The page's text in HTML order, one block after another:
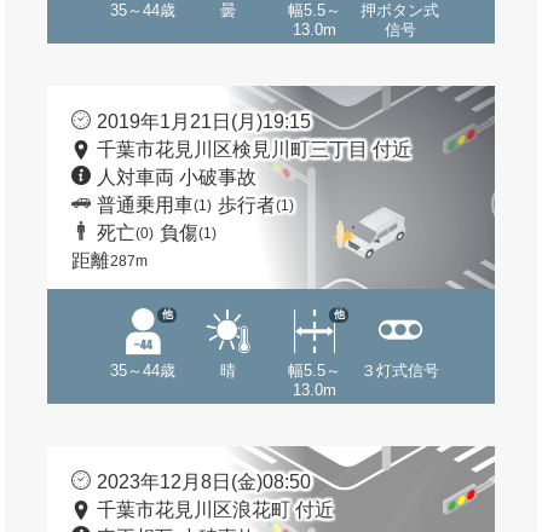
35～44歳 曇
幅5.5～
13.0m
押ボタン式
信号
2019年1月21日(月)19:15
千葉市花見川区検見川町三丁目 付近
人対車両 小破事故
普通乗用車(1) 歩行者(1)
死亡(0) 負傷(1)
距離287m
35～44歳
他
晴
幅5.5～
13.0m
他
３灯式信号
2023年12月8日(金)08:50
千葉市花見川区浪花町 付近